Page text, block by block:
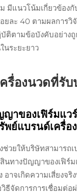
มีแนวโน้มเกี่ยวข้อ
ละ 40 ตามผลการ
ตามข้อบังคับอย่างถู
นระยะยาว
รื่องนวดที่รั
าของเฟิร์มแว
พย์แบรนด์เครื่
วยให้บริษัทสามารถ
นทางปัญญาของเฟิร์
าจเกิดความเสี่ยงจ
ธีจัดการการเชื่อมต่